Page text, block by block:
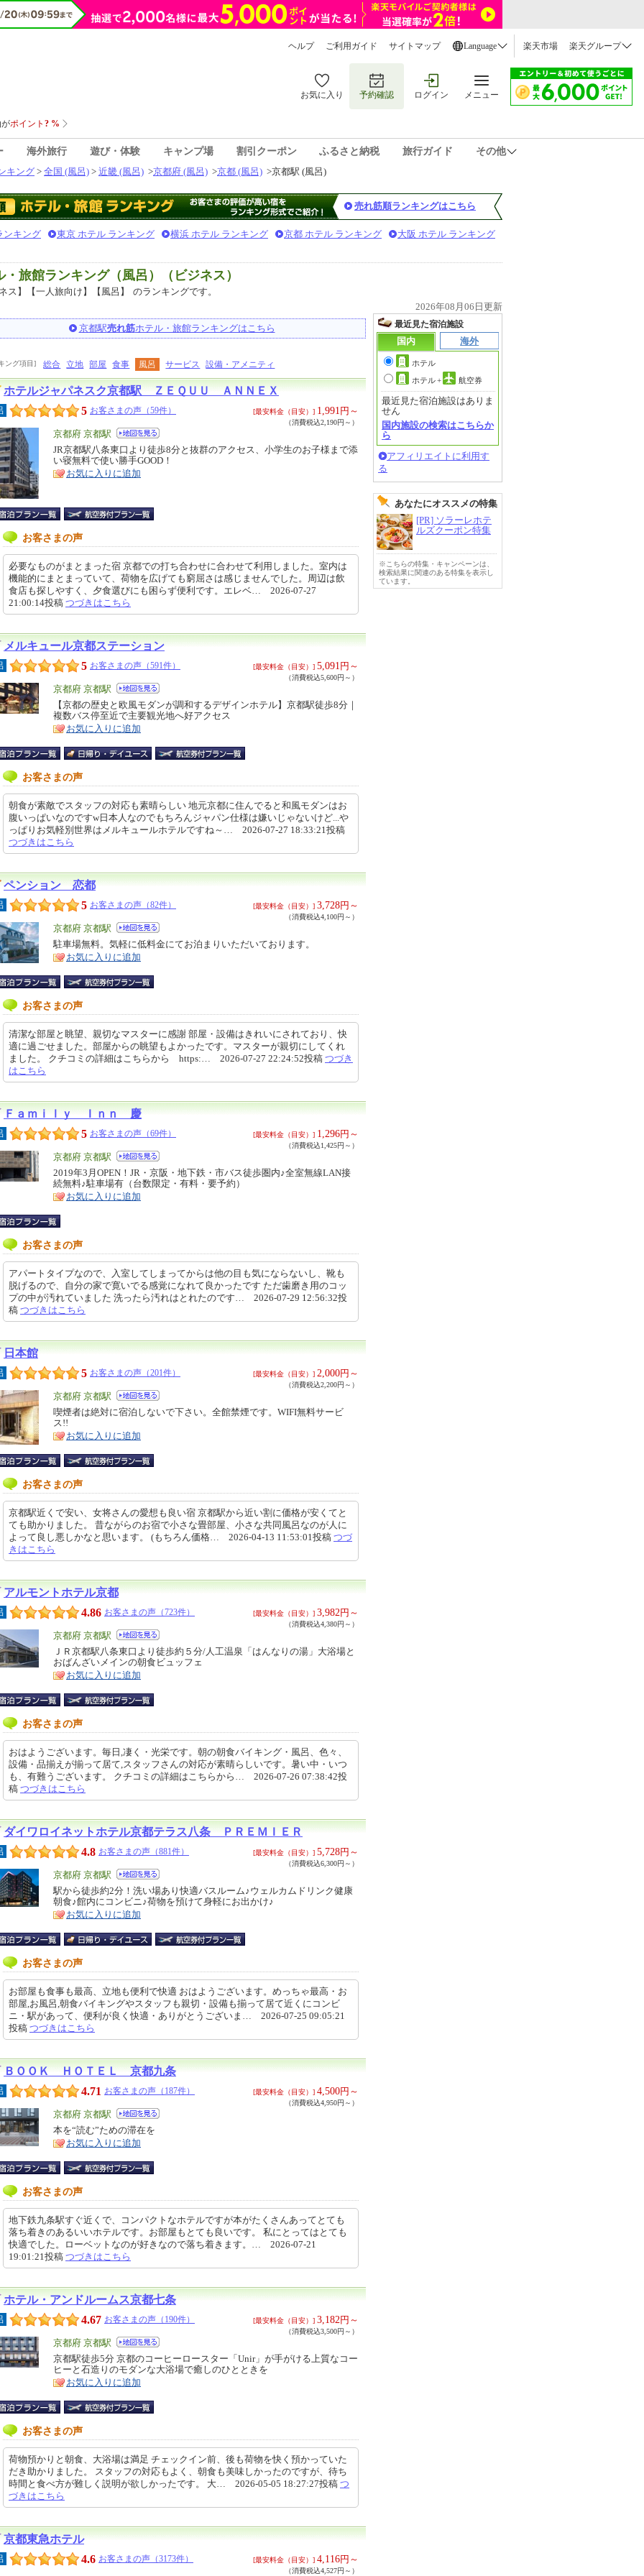
ヘルプ ご利用ガイド サイトマップ Language 楽天市場 楽天グループ
お気に入り 予約確認 ログイン メニュー
海外旅行 遊び・体験 キャンプ場 割引クーポン ふるさと納税 旅行ガイド
その他
キング > 全国 (風呂) > 近畿 (風呂) >京都府 (風呂) >京都 (風呂) >京都駅 (風呂)
売れ筋順ランキングはこちら
ンキング 東京 ホテル ランキング 横浜 ホテル ランキング 京都 ホテル ランキング 大阪 ホテル ランキング
旅館ランキング（風呂）（ビジネス）
ス】【一人旅向け】【風呂】
のランキングです。
2026年08月06日更新
京都駅売れ筋ホテル・旅館ランキングはこちら
ング項目] 総合 立地 部屋 食事 風呂 サービス 設備・アメニティ
ホテルジャパネスク京都駅 ＺＥＱＵＵ ＡＮＮＥＸ
5 お客さまの声（59件） [最安料金（目安）] 1,991 円～
（消費税込2,190円～）
エ
リ
ア
京都府 京都駅
特
徴
JR京都駅八条東口より徒歩8分と抜群のアクセス、小学生のお子様まで添
い寝無料で使い勝手GOOD！
お気に入りに追加
お客さまの声
必要なものがまとまった宿 京都での打ち合わせに合わせて利用しました。室内は
機能的にまとまっていて、荷物を広げても窮屈さは感じませんでした。周辺は飲
食店も探しやすく、夕食選びにも困らず便利です。エレベ… 2026-07-27
21:00:14投稿 つづきはこちら
メルキュール京都ステーション
5 お客さまの声（591件） [最安料金（目安）] 5,091 円～
（消費税込5,600円～）
エ
リ
ア
京都府 京都駅
特
徴
【京都の歴史と欧風モダンが調和するデザインホテル】京都駅徒歩8分｜
複数バス停至近で主要観光地へ好アクセス
お気に入りに追加
お客さまの声
朝食が素敵でスタッフの対応も素晴らしい 地元京都に住んでると和風モダンはお
腹いっぱいなのですw日本人なのでもちろんジャパン仕様は嫌いじゃないけど...や
っぱりお気軽別世界はメルキュールホテルですね～… 2026-07-27 18:33:21投稿
つづきはこちら
ペンション 恋都
5 お客さまの声（82件） [最安料金（目安）] 3,728円～
（消費税込4,100円～）
エ
リ
ア
京都府 京都駅
特
徴
駐車場無料。気軽に低料金にてお泊まりいただいております。
お気に入りに追加
お客さまの声
清潔な部屋と眺望、親切なマスターに感謝 部屋・設備はきれいにされており、快
適に過ごせました。部屋からの眺望もよかったです。マスターが親切にしてくれ
ました。 クチコミの詳細はこちらから https:… 2026-07-27 22:24:52投稿 つづき
はこちら
Ｆａｍｉｌｙ Ｉｎｎ 慶
5 お客さまの声（69件） [最安料金（目安）] 1,296円～
（消費税込1,425円～）
エ
リ
ア
京都府 京都駅
特
徴
2019年3月OPEN！JR・京阪・地下鉄・市バス徒歩圏内♪全室無線LAN接
続無料♪駐車場有（台数限定・有料・要予約）
お気に入りに追加
お客さまの声
アパートタイプなので、入室してしまってからは他の目も気にならないし、靴も
脱げるので、自分の家で寛いでる感覚になれて良かったです ただ歯磨き用のコッ
プの中が汚れていました 洗ったら汚れはとれたのです… 2026-07-29 12:56:32投
稿 つづきはこちら
日本館
5 お客さまの声（201件） [最安料金（目安）] 2,000円～
（消費税込2,200円～）
エ
リ
ア
京都府 京都駅
特
徴
喫煙者は絶対に宿泊しないで下さい。全館禁煙です。WIFI無料サービ
ス!!
お気に入りに追加
お客さまの声
京都駅近くで安い、女将さんの愛想も良い宿 京都駅から近い割に価格が安くてと
ても助かりました。 昔ながらのお宿で小さな畳部屋、小さな共同風呂なのが人に
よって良し悪しかなと思います。 (もちろん価格… 2026-04-13 11:53:01投稿 つづ
きはこちら
アルモントホテル京都
4.86 お客さまの声（723件） [最安料金（目安）] 3,982円～
（消費税込4,380円～）
エ
リ
ア
京都府 京都駅
特
徴
ＪＲ京都駅八条東口より徒歩約５分/人工温泉「はんなりの湯」大浴場と
おばんざいメインの朝食ビュッフェ
お気に入りに追加
お客さまの声
おはようございます。毎日,凄く・光栄です。朝の朝食バイキング・風呂、色々、
設備・品揃えが揃って居て,スタッフさんの対応が素晴らしいです。暑い中・いつ
も、有難うございます。 クチコミの詳細はこちらから… 2026-07-26 07:38:42投
稿 つづきはこちら
ダイワロイネットホテル京都テラス八条 ＰＲＥＭＩＥＲ
4.8 お客さまの声（881件） [最安料金（目安）] 5,728円～
（消費税込6,300円～）
エ
リ
ア
京都府 京都駅
特
徴
駅から徒歩約2分！洗い場あり快適バスルーム♪ウェルカムドリンク健康
朝食♪館内にコンビニ♪荷物を預けて身軽にお出かけ♪
お気に入りに追加
お客さまの声
お部屋も食事も最高、立地も便利で快適 おはようございます。めっちゃ最高・お
部屋,お風呂,朝食バイキングやスタッフも親切・設備も揃って居て近くにコンビ
ニ・駅があって、便利が良く快適・ありがとうございま… 2026-07-25 09:05:21
投稿 つづきはこちら
ＢＯＯＫ ＨＯＴＥＬ 京都九条
4.71 お客さまの声（187件） [最安料金（目安）] 4,500円～
（消費税込4,950円～）
エ
リ
ア
京都府 京都駅
特
徴
本を“読む”ための滞在を
お気に入りに追加
お客さまの声
地下鉄九条駅すぐ近くで、コンパクトなホテルですが本がたくさんあってとても
落ち着きのあるいいホテルです。お部屋もとても良いです。 私にとってはとても
快適でした。ローベットなのが好きなので落ち着きます。… 2026-07-21
19:01:21投稿 つづきはこちら
ホテル・アンドルームス京都七条
4.67 お客さまの声（190件） [最安料金（目安）] 3,182円～
（消費税込3,500円～）
エ
リ
ア
京都府 京都駅
特
徴
京都駅徒歩5分 京都のコーヒーロースター「Unir」が手がける上質なコー
ヒーと石造りのモダンな大浴場で癒しのひとときを
お気に入りに追加
お客さまの声
荷物預かりと朝食、大浴場は満足 チェックイン前、後も荷物を快く預かっていた
だき助かりました。 スタッフの対応もよく、朝食も美味しかったのですが、待ち
時間と食べ方が難しく説明が欲しかったです。 大… 2026-05-05 18:27:27投稿 つ
づきはこちら
京都東急ホテル
4.6 お客さまの声（3173件） [最安料金（目安）] 4,116円～
（消費税込4,527円～）
最近見た宿泊施設
国内
海外
ホテル
ホテル+ 航空券
最近見た宿泊施設はありま
せん
国内施設の検索はこちらか
ら
アフィリエイトに利用す
る
あなたにオススメの特集
[PR] ソラーレホテ
ルズクーポン特集
※こちらの特集・キャンペーンは、
検索結果に関連のある特集を表示し
ています。